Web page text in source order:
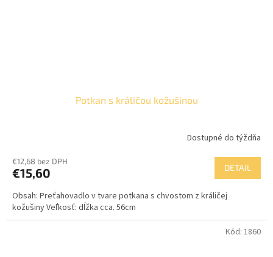
Potkan s králičou kožušinou
Dostupné do týždňa
€12,68 bez DPH
€15,60 DETAIL
Obsah: Preťahovadlo v tvare potkana s chvostom z králičej
kožušiny Veľkosť: dĺžka cca. 56cm
Kód: 1860